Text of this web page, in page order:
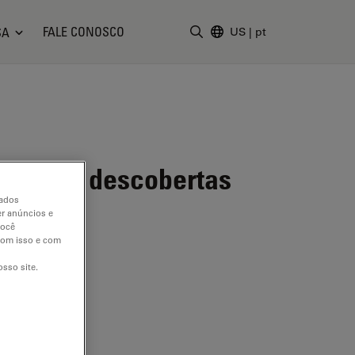
FALE CONOSCO US | pt
para descobertas
anúncios e
isso e com
site.